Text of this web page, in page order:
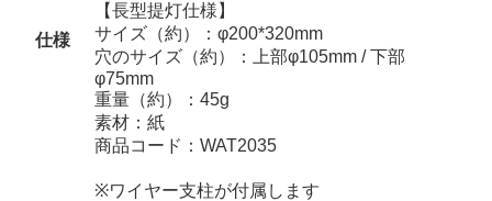
仕様
【長型提灯仕様】
サイズ（約）：φ200*320mm
穴のサイズ（約）：上部φ105mm / 下部
φ75mm
重量（約）：45g
素材：紙
商品コード：WAT2035
※ワイヤー支柱が付属します